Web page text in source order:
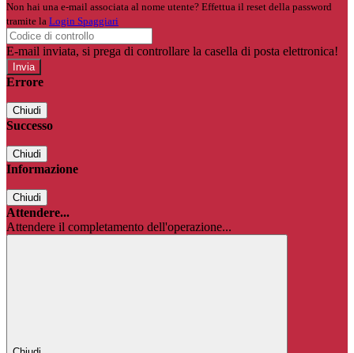
Non hai una e-mail associata al nome utente? Effettua il reset della password
tramite la Login Spaggiari
E-mail inviata, si prega di controllare la casella di posta elettronica!
Errore
Chiudi
Successo
Chiudi
Informazione
Chiudi
Attendere...
Attendere il completamento dell'operazione...